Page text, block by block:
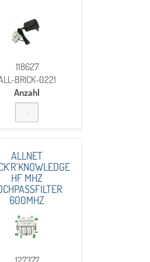
118627
BRICK-0221
Anzahl
ALLNET
HF MHZ
600MHZ